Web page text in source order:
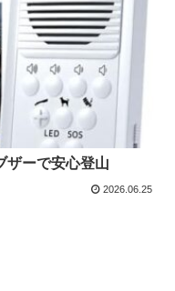
ザーで安心登山
2026.06.25